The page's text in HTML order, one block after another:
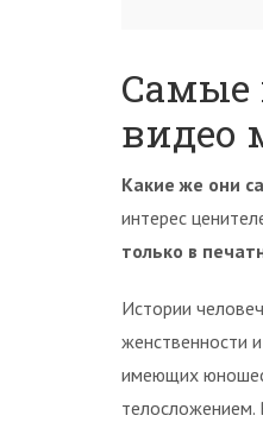
Самые
видео
Какие же они
интерес
только в
Истории
женственности
имеющих
телосложением.